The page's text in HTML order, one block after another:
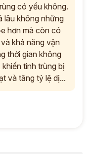
có yếu không.
lâu không những
hơn mà còn có
khả năng vận
thời gian không
tinh trùng bị
và tăng tỷ lệ dị...